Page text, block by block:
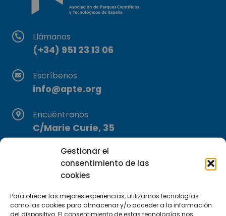
Gestionar el
consentimiento de las
cookies
Para ofrecer las mejores experiencias, utilizamos tecnologías
como las cookies para almacenar y/o acceder a la información
del dispositivo. El consentimiento de estas tecnologías nos
Llámanos
(+34) 951 23 13 06
Escríbenos
info@apte.org
Encuéntranos
C/Marie Curie, 35
29590 Campanillas, Málaga